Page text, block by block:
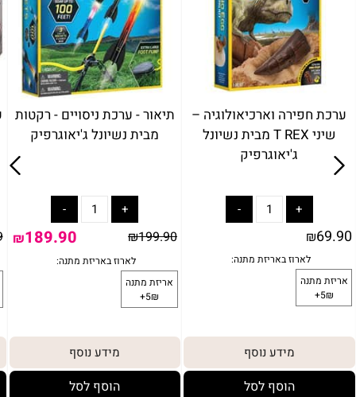
תיאור - ערכת ניסויים - רקטות
מבית נשיונל ג'יאוגרפיק
₪199.90
₪189.90
מידע נוסף
הוסף לסל
ערכת חפירה וארכיאולוגיה –
שיני T REX מבית נשיונל
ג'יאוגרפיק
₪69.90
מידע נוסף
הוסף לסל